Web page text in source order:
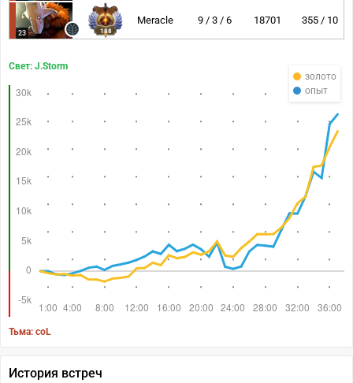
23 188
Meracle 9 / 3 / 6 18701 355 / 10
золото
опыт
Свет: J.Storm
Тьма: coL
История встреч